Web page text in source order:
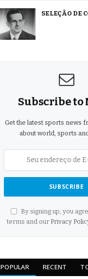
SELEÇÃO DE
Subscribe to
Get the latest sports news
about world, sports
By signing up, you
terms and our Privacy
POPULAR RECENT